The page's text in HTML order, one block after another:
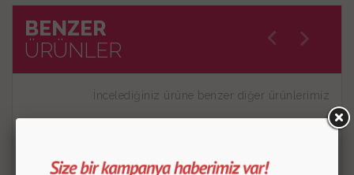
BENZER
ÜRÜNLER
İncelediğiniz ürüne benzer diğer ürünlerimiz